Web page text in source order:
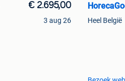
€ 2.695,00
3 aug 26 Heel België